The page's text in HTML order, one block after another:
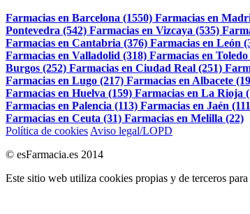
Farmacias en Barcelona (1550) Farmacias en
Pontevedra (542) Farmacias en Vizcaya (535)
Farmacias en Cantabria (376) Farmacias en León
Farmacias en Valladolid (318) Farmacias en Toledo
Burgos (252) Farmacias en Ciudad Real (251)
Farmacias en Lugo (217) Farmacias en Albacete
Farmacias en Huelva (159) Farmacias en La Rioja
Farmacias en Palencia (113) Farmacias en Jaén
Farmacias en Ceuta (31) Farmacias en Melilla (22)
Política de cookies Aviso legal/LOPD
© esFarmacia.es 2014
Este sitio web utiliza cookies propias y de terceros